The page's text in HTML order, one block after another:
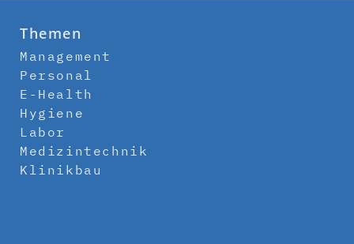
Themen
Management
Personal
E-Health
Hygiene
Labor
Medizintechnik
Klinikbau